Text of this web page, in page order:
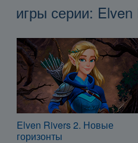
игры серии:
Elven Rivers 2. Новые
горизонты